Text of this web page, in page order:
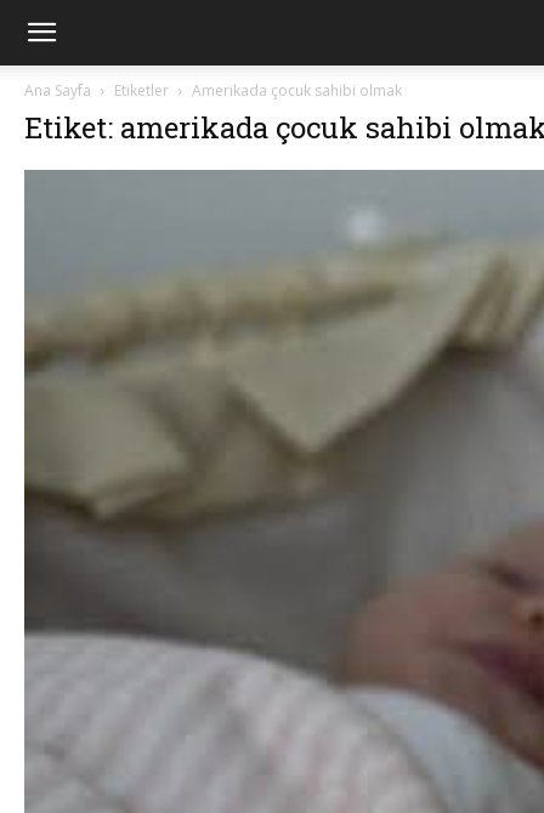
Ana Sayfa Etiketler Amerikada çocuk sahibi olmak
Etiket: amerikada çocuk sahibi